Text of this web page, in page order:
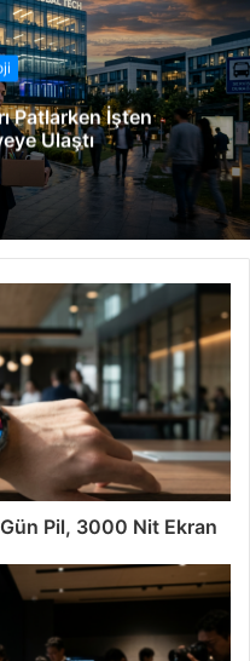
Patlarken İşten
Ulaştı
Pil, 3000 Nit Ekran